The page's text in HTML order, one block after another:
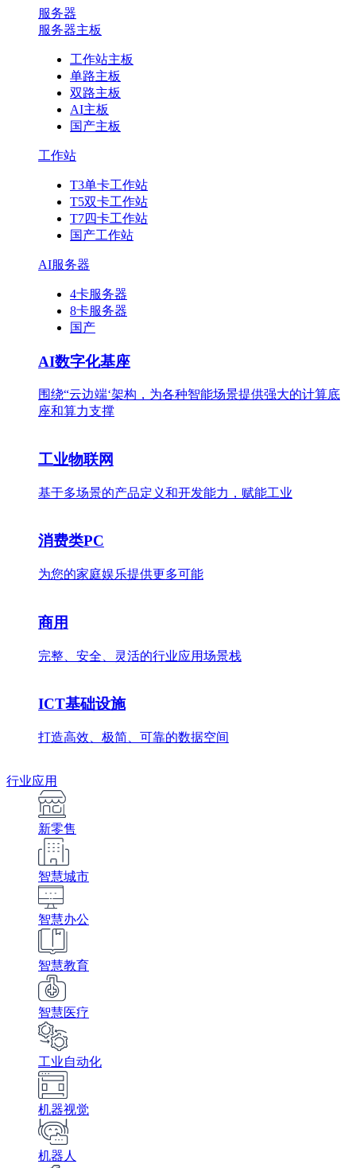
服务器
服务器主板
工作站主板
单路主板
双路主板
AI主板
国产主板
工作站
T3单卡工作站
T5双卡工作站
T7四卡工作站
国产工作站
AI服务器
4卡服务器
8卡服务器
国产
AI数字化基座
围绕“云边端‘架构，为各种智能场景提供强大的计算底
座和算力支撑
工业物联网
基于多场景的产品定义和开发能力，赋能工业
消费类PC
为您的家庭娱乐提供更多可能
商用
完整、安全、灵活的行业应用场景栈
ICT基础设施
打造高效、极简、可靠的数据空间
行业应用
新零售
智慧城市
智慧办公
智慧教育
智慧医疗
工业自动化
机器视觉
机器人